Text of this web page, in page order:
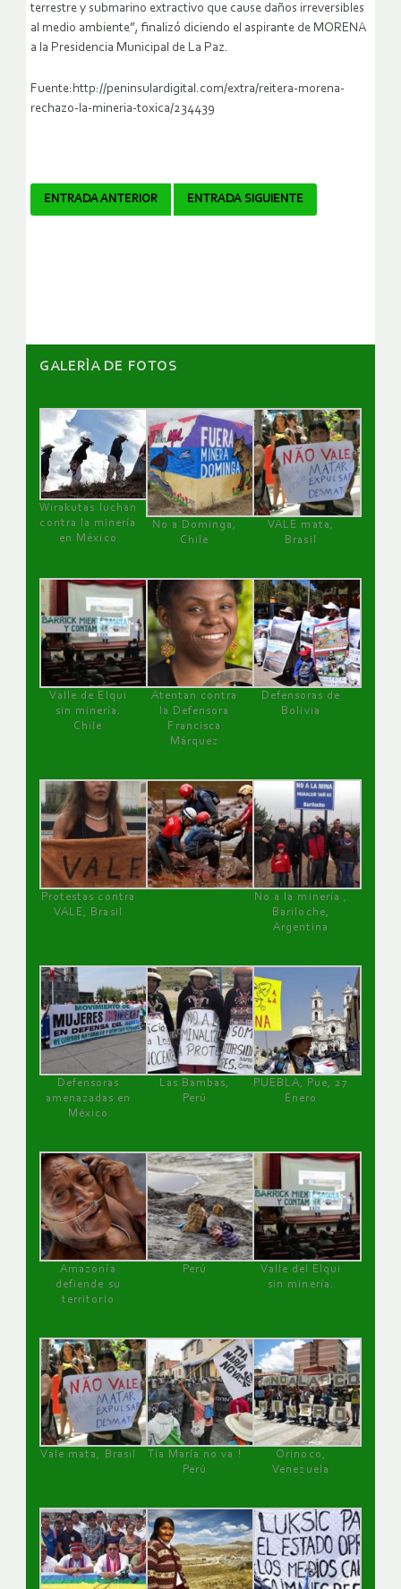
terrestre y submarino extractivo que cause daños irreversibles
al medio ambiente”, finalizó diciendo el aspirante de MORENA
a la Presidencia Municipal de La Paz.
Fuente:http://peninsulardigital.com/extra/reitera-morena-
rechazo-la-mineria-toxica/234439
Navegador
ENTRADA ANTERIOR ENTRADA SIGUIENTE
GALERÌA DE FOTOS
Wirakutas luchan
contra la minería
en México
No a Dominga,
Chile
VALE mata,
Brasil
Valle de Elqui
sin minería.
Chile
Atentan contra
la Defensora
Francisca
Márquez
Defensoras de
Bolivia
Protestas contra
VALE, Brasil
No a la minería ,
Bariloche,
Argentina
Defensoras
amenazadas en
México
Las Bambas,
Perú
PUEBLA, Pue, 27
Enero
Amazonía
defiende su
territorio
Perú
Valle del Elqui
sin minería.
Vale mata, Brasil
Tía María no va !
Perú
Orinoco,
Venezuela